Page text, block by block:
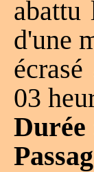
abattu
d'une
03
Durée